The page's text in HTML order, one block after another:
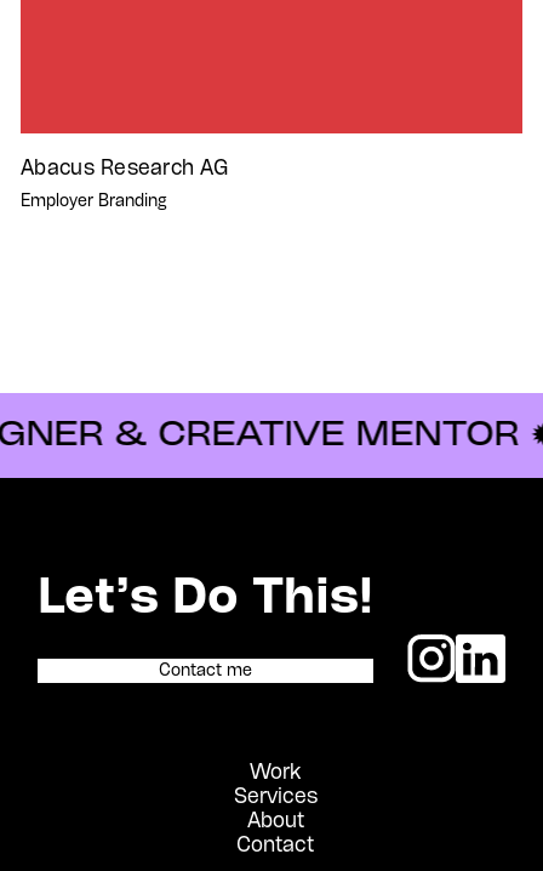
Abacus Research AG
Employer Branding
& CREATIVE MENTOR ✹
Let’s Do This!
Contact me
Work
Services
About
Contact